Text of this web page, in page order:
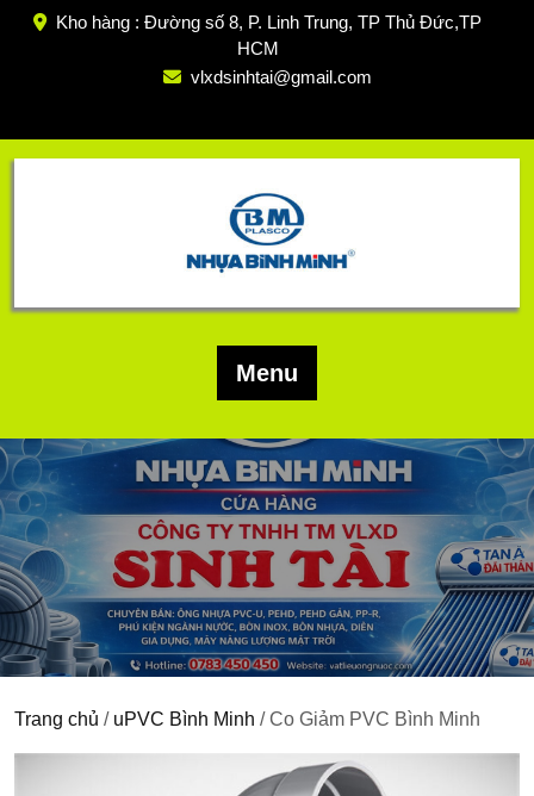
Skip
Kho hàng : Đường số 8, P. Linh Trung, TP Thủ Đức,TP
HCM
vlxdsinhtai@gmail.com
Menu
Trang chủ / uPVC Bình Minh / Co Giảm PVC Bình Minh